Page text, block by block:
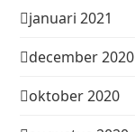
januari 2021
december 2020
oktober 2020